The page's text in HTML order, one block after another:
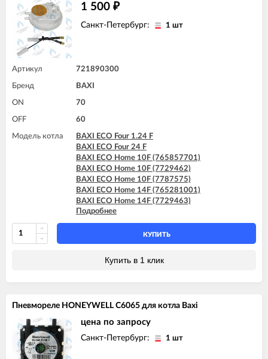
1 500 ₽
Санкт-Петербург: 1 шт
Артикул 721890300
Бренд BAXI
ON 70
OFF 60
Модель котла
BAXI ECO Four 1.24 F
BAXI ECO Four 24 F
BAXI ECO Home 10F (765857701)
BAXI ECO Home 10F (7729462)
BAXI ECO Home 10F (7787575)
BAXI ECO Home 14F (765281001)
BAXI ECO Home 14F (7729463)
BAXI ECO Home 14F (7787576)
BAXI ECO Home 24F (765281101)
BAXI ECO Home 24F (7729464)
BAXI ECO Home 24F (7787577)
BAXI ECO-3 Compact 240 Fi
BAXI ECO-4s 24 F
BAXI FOURTECH 1.24 F
BAXI FOURTECH 24 F (CSR)
Подробнее
КУПИТЬ
Купить в 1 клик
Пневмореле HONEYWELL C6065 для котла Baxi
цена по запросу
Санкт-Петербург: 1 шт